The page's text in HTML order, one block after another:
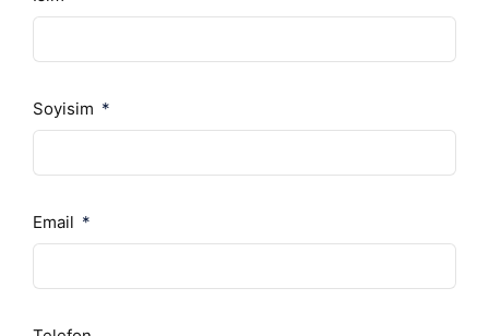
Soyisim
Email